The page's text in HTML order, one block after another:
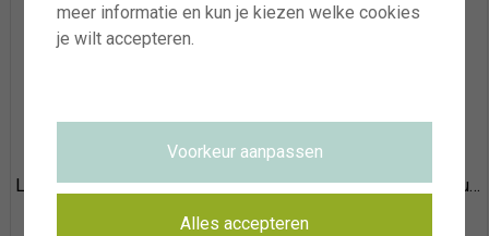
Lysimachia congestiflora Outback Sunset Lysimachia congestiflora Outback Sunset
meer informatie en kun je kiezen welke cookies
je wilt accepteren.
Voorkeur aanpassen
Alles accepteren